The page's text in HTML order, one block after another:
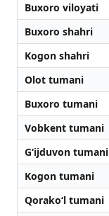
Buxoro viloyati
Buxoro shahri
Kogon shahri
Olot tumani
Buxoro tumani
Vobkent tumani
G‘ijduvon tumani
Kogon tumani
Qorako‘l tumani